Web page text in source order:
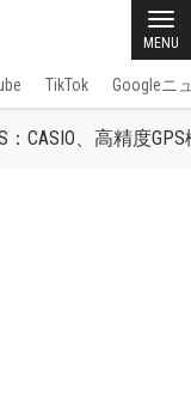
MENU
TikTok Googleニ
：CASIO、高精度